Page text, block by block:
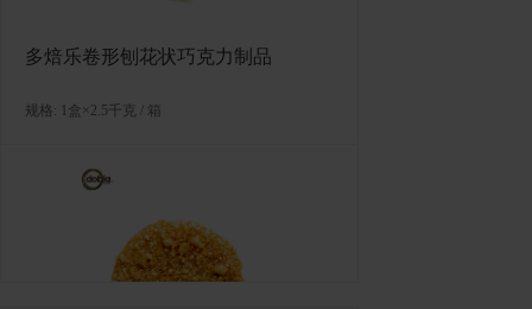
多焙乐卷形刨花状巧克力制品
规格: 1盒×2.5千克 / 箱